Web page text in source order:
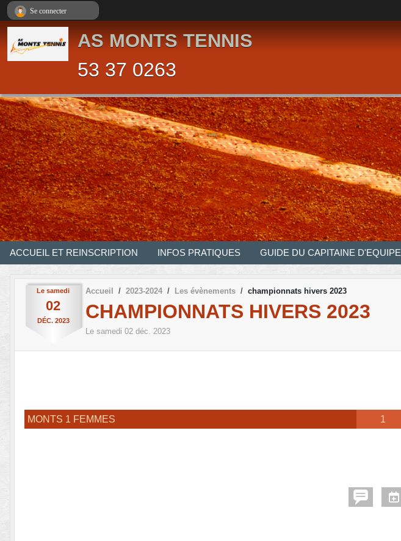
AS MONTS TENNIS
53 37 0263
ACCUEIL ET REINSCRIPTION INFOS PRATIQUES GUIDE DU CAPITAINE D'EQUIPE
Le samedi
02
DÉC. 2023
Accueil 2023-2024 Les évènements championnats hivers 2023
CHAMPIONNATS HIVERS 2023
Le samedi 02 déc. 2023
MONTS 1 FEMMES 1
Se connecter
Panneau de gestion des cookies